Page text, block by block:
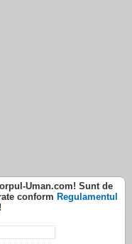
Uman.com! Sunt de
conform Regulamentul